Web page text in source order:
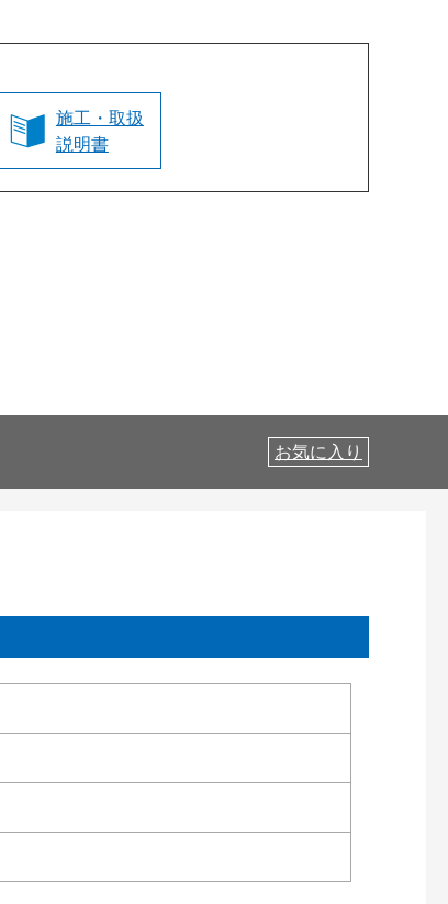
施工・取扱
説明書
お気に入り